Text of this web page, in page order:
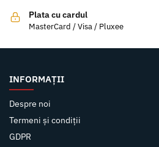
Plata cu cardul
MasterCard / Visa / Pluxee
INFORMAȚII
Despre noi
Termeni și condiții
GDPR